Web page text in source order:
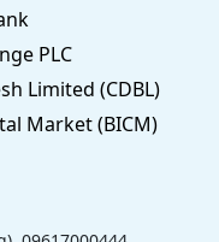
PLC
Limited (CDBL)
Market (BICM)